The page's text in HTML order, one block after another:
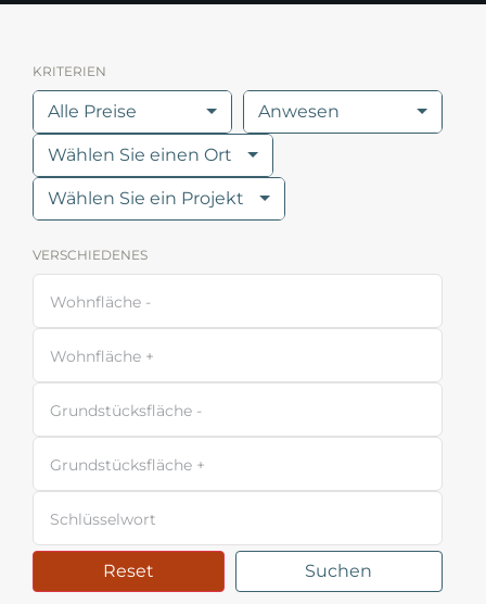
KRITERIEN
Alle Preise Anwesen
Wählen Sie einen Ort
Wählen Sie ein Projekt
VERSCHIEDENES
Reset Suchen